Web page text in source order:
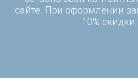
сайте. При оформлении
10% скидки